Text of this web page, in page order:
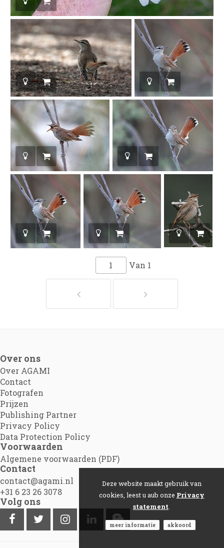
Van 1
Over ons
Over AGAMI
Contact
Fotografen
Prijzen
Publishing Partner
Privacy Policy
Data Protection Policy
Voorwaarden
Algemene voorwaarden (PDF)
Contact
contact@agami.nl
+31 6 23 26 3078
Volg ons
Deze website maakt gebruik van
cookies, leest u aub onze Privacy
statement
meer informatie akkoord